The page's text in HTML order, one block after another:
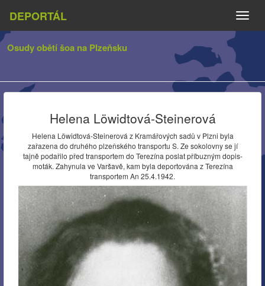
DEPORTÁL
Osudy obětí šoa na Plzeňsku
Helena Löwidtová-Steinerová
Helena Löwidtová-Steinerová z Kramářových sadů v Plzni byla
zařazena do druhého plzeňského transportu S. Ze sokolovny se jí
tajně podařilo před transportem do Terezína poslat příbuzným dopis-
moták. Zahynula ve Varšavě, kam byla deportována z Terezína
transportem An 25.4.1942.